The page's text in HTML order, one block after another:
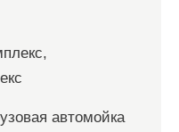
автомойка